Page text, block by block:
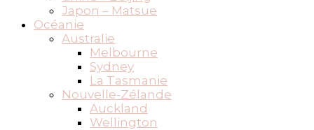
Japon – Matsue
Océanie
Australie
Melbourne
Sydney
La Tasmanie
Nouvelle-Zélande
Auckland
Wellington